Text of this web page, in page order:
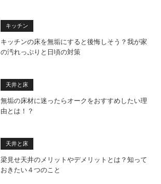
キッチン
キッチンの床を無垢にすると後悔しそう？我が家
の汚れっぷりと日頃の対策
天井と床
無垢の床材に迷ったらオークをおすすめしたい理
由とは！？
天井と床
梁見せ天井のメリットやデメリットとは？知って
おきたい４つのこと